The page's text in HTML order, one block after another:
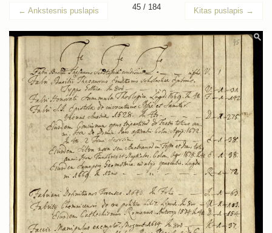
← Ankstesnis puslapis 45 / 184 Kitas puslapis →